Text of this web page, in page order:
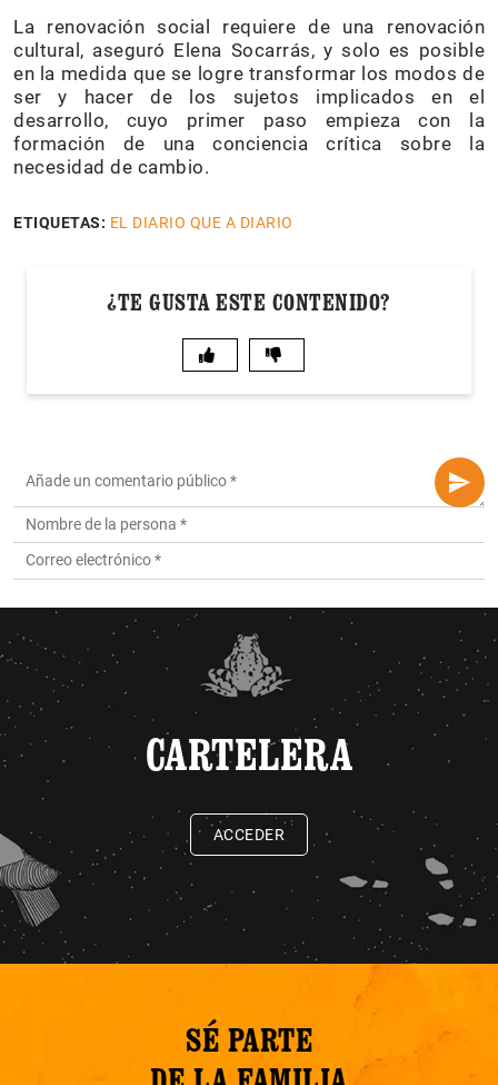
La renovación social requiere de una renovación
cultural, aseguró Elena Socarrás, y solo es posible
en la medida que se logre transformar los modos de
ser y hacer de los sujetos implicados en el
desarrollo, cuyo primer paso empieza con la
formación de una conciencia crítica sobre la
necesidad de cambio.
ETIQUETAS: EL DIARIO QUE A DIARIO
¿TE GUSTA ESTE CONTENIDO?
CARTELERA
ACCEDER
SÉ PARTE